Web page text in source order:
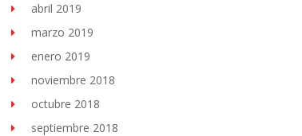
abril 2019
marzo 2019
enero 2019
noviembre 2018
octubre 2018
septiembre 2018